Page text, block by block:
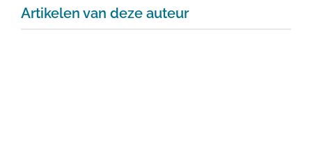
Artikelen van deze auteur